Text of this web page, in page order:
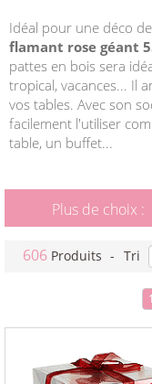
Idéal pour une déco
flamant rose géant
pattes en bois sera
tropical, vacances... Il
vos tables. Avec son
facilement l'utiliser
table, un buffet...
Plus de choix :
606 Produits - Tri
1